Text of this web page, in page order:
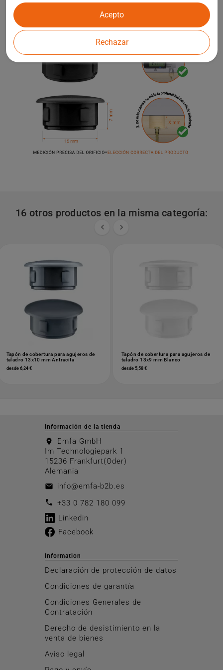
16 otros productos en la misma categoría:
 
Tapón de cobertura para agujeros de
taladro 13x10 mm Antracita
desde 6,24 €
Tapón de cobertura para agujeros de
taladro 13x9 mm Blanco
desde 5,58 €
Rechazar
Acepto
Información de la tienda
location_on
Emfa GmbH
Im Technologiepark 1
15236 Frankfurt(Oder)
Alemania
email info@emfa-b2b.es
call +33 0 782 180 099
Linkedin
Facebook
Information
Declaración de protección de datos
Condiciones de garantía
Condiciones Generales de
Contratación
Derecho de desistimiento en la
venta de bienes
Aviso legal